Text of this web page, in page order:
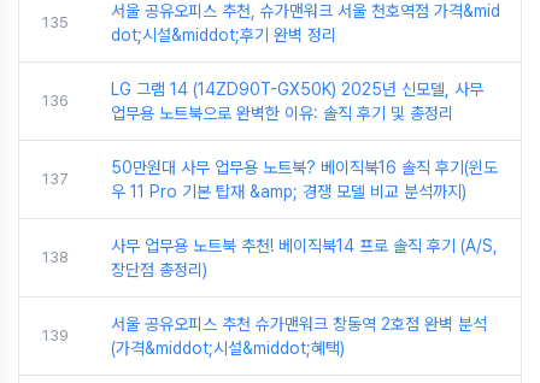
135
서울 공유오피스 추천, 슈가맨워크 서울 천호역점 가격&mid
dot;시설&middot;후기 완벽 정리
136
LG 그램 14 (14ZD90T-GX50K) 2025년 신모델, 사무
업무용 노트북으로 완벽한 이유: 솔직 후기 및 총정리
137
50만원대 사무 업무용 노트북? 베이직북16 솔직 후기(윈도
우 11 Pro 기본 탑재 &amp; 경쟁 모델 비교 분석까지)
138
사무 업무용 노트북 추천! 베이직북14 프로 솔직 후기 (A/S,
장단점 총정리)
139
서울 공유오피스 추천 슈가맨워크 창동역 2호점 완벽 분석
(가격&middot;시설&middot;혜택)